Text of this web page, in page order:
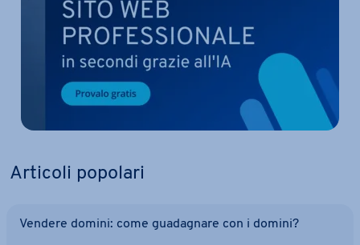
Articoli popolari
Vendere domini: come gua­da­gna­re con i domini?